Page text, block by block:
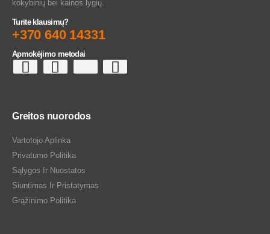
kokybinių bei kainos lygių.
Turite klausimų?
+370 640 14331
Apmokėjimo metodai
Greitos nuorodos
Vartotojo Aplinka
Privatumo Politika
Sąlygos Ir Nuostatos
Siuntimas Ir Pristatymas
Grąžinimo Politika